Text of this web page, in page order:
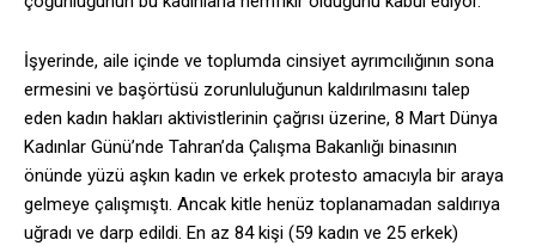
İşyerinde, aile içinde ve toplumda cinsiyet ayrımcılığının sona
ermesini ve başörtüsü zorunluluğunun kaldırılmasını talep
eden kadın hakları aktivistlerinin çağrısı üzerine, 8 Mart Dünya
Kadınlar Günü’nde Tahran’da Çalışma Bakanlığı binasının
önünde yüzü aşkın kadın ve erkek protesto amacıyla bir araya
gelmeye çalışmıştı. Ancak kitle henüz toplanamadan saldırıya
uğradı ve darp edildi. En az 84 kişi (59 kadın ve 25 erkek)